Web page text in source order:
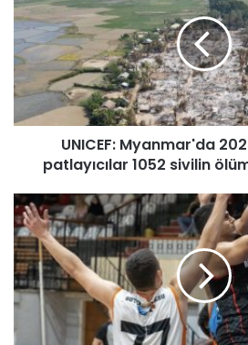
I
E
F
:
y
a
r
'
d
a
2
2
UNICEF: Myanmar'da
patlayıcılar 1052 sivilin
M
a
r
m
a
r
g